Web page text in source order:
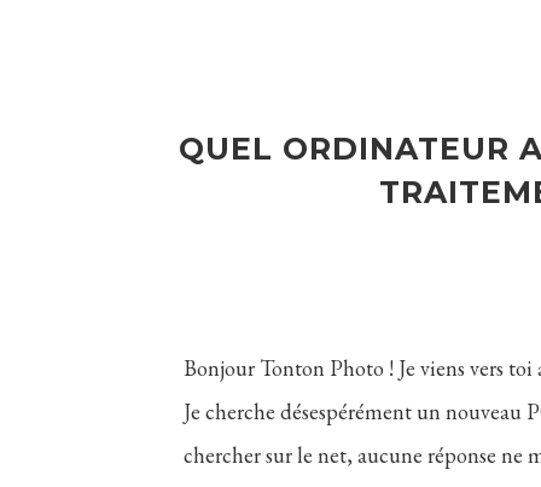
QUEL ORDINATEUR
Bonjour Tonton Photo ! Je viens vers
Je cherche désespérément un nouveau
chercher sur le net, aucune réponse ne